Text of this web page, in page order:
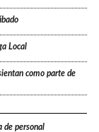
Local
como parte de
de personal